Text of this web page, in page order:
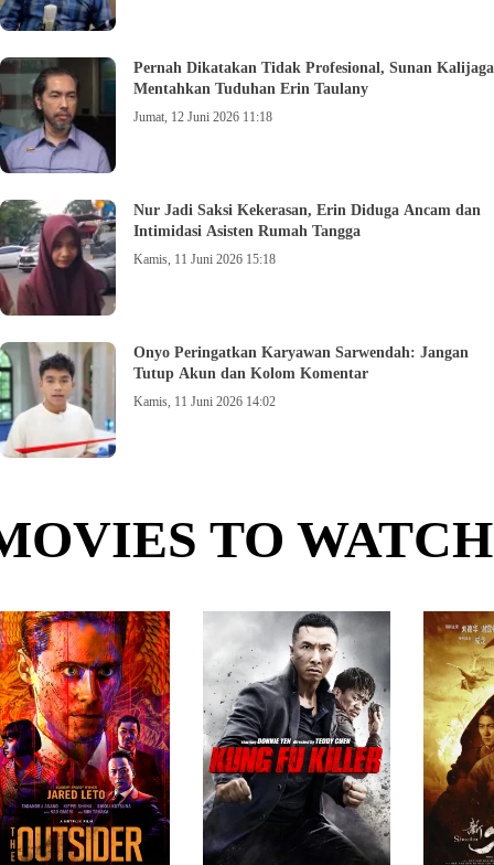
Pernah Dikatakan Tidak Profesional, Sunan Kalijaga
Mentahkan Tuduhan Erin Taulany
Jumat, 12 Juni 2026 11:18
Nur Jadi Saksi Kekerasan, Erin Diduga Ancam dan
Intimidasi Asisten Rumah Tangga
Kamis, 11 Juni 2026 15:18
Onyo Peringatkan Karyawan Sarwendah: Jangan
Tutup Akun dan Kolom Komentar
Kamis, 11 Juni 2026 14:02
TO WATCH